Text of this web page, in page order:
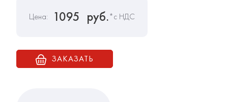
Цена: 1095 руб.*с НДС
ЗАКАЗАТЬ